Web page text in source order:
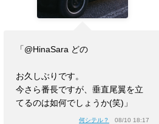
「@HinaSara どの
お久しぶりです。
今さら番長ですが、垂直尾翼を立
てるのは如何でしょうか(笑)」
何シテル？ 08/10 18:17